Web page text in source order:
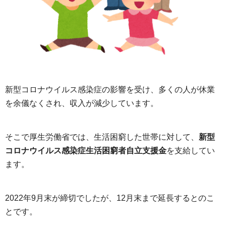
新型コロナウイルス感染症の影響を受け、多くの人が休業
を余儀なくされ、収入が減少しています。
そこで厚生労働省では、生活困窮した世帯に対して、 新型
コロナウイルス感染症生活困窮者自立支援金を支給してい
ます。
2022年9月末が締切でしたが、12月末まで延長するとのこ
とです。